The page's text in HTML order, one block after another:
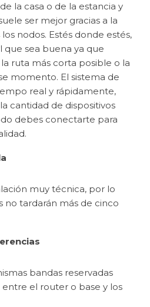
la casa o de la estancia y
ser mejor gracias a la
nodos. Estés donde estés,
que sea buena ya que
ruta más corta posible o la
momento. El sistema de
real y rápidamente,
cantidad de dispositivos
debes conectarte para
muy técnica, por lo
no tardarán más de cinco
bandas reservadas
el router o base y los